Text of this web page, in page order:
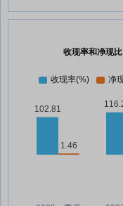
收现率和净现比